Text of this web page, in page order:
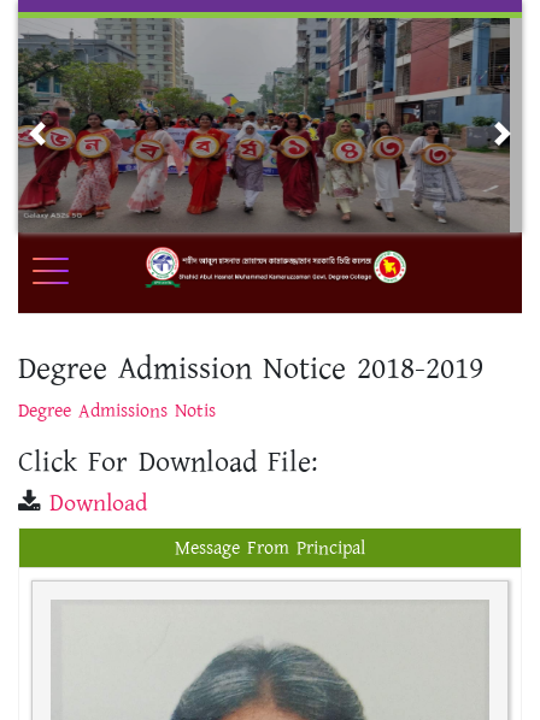
Skip
content
Previous
Degree Admission Notice 2018-2019
Degree Admissions Notis
Click For Download File:
Download
Message From Principal